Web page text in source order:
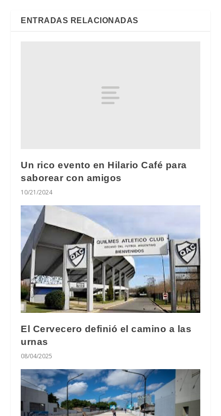
ENTRADAS RELACIONADAS
Un rico evento en Hilario Café para
saborear con amigos
10/21/2024
El Cervecero definió el camino a las
urnas
08/04/2025